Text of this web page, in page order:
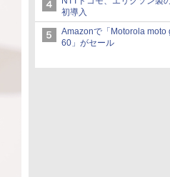
初導入
Amazonで「Motorola moto
60」がセール